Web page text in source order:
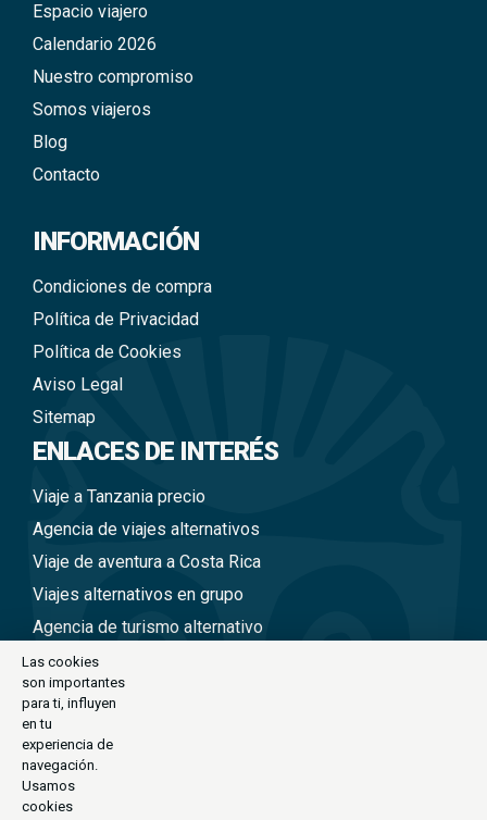
Espacio viajero
Calendario 2026
Nuestro compromiso
Somos viajeros
Blog
Contacto
INFORMACIÓN
Condiciones de compra
Política de Privacidad
Política de Cookies
Aviso Legal
Sitemap
ENLACES DE INTERÉS
Viaje a Tanzania precio
Agencia de viajes alternativos
Viaje de aventura a Costa Rica
Viajes alternativos en grupo
Agencia de turismo alternativo
Viajes a Nepal en grupo
Viaje alternativo a Tailandia
Viajes alternativos a Perú
Viajes alternativos a Vietnam
Las cookies
son importantes
para ti, influyen
en tu
experiencia de
navegación.
Usamos
cookies